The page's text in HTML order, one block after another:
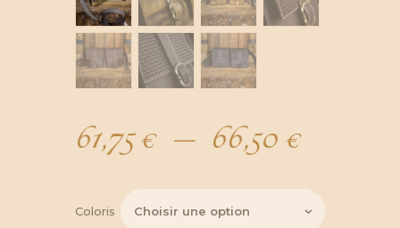
61,75€ – 66,50€
de
Coloris